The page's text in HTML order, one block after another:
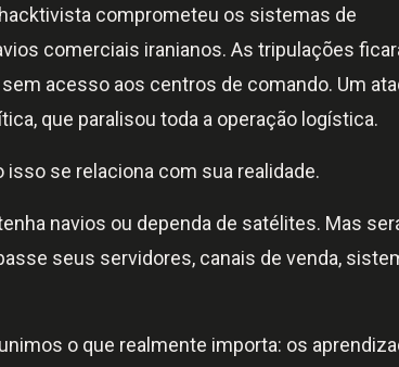
comprometeu os sistemas de
comerciais iranianos. As tripulações
acesso aos centros de comando. Um
que paralisou toda a operação logística.
se relaciona com sua realidade.
navios ou dependa de satélites. Mas
seus servidores, canais de venda,
o que realmente importa: os